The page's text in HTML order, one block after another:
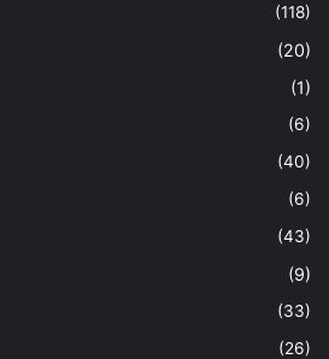
(118)
(20)
(1)
(6)
(40)
(6)
(43)
(9)
(33)
(26)